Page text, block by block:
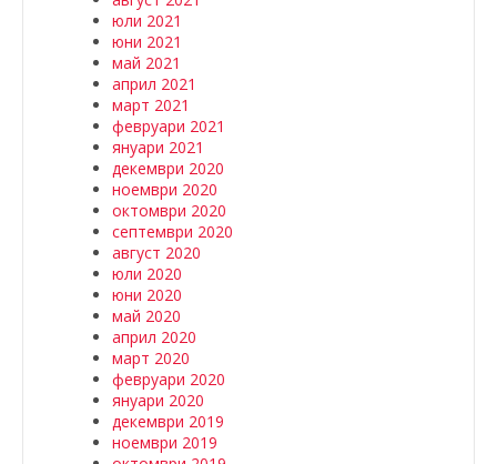
юли 2021
юни 2021
май 2021
април 2021
март 2021
февруари 2021
януари 2021
декември 2020
ноември 2020
октомври 2020
септември 2020
август 2020
юли 2020
юни 2020
май 2020
април 2020
март 2020
февруари 2020
януари 2020
декември 2019
ноември 2019